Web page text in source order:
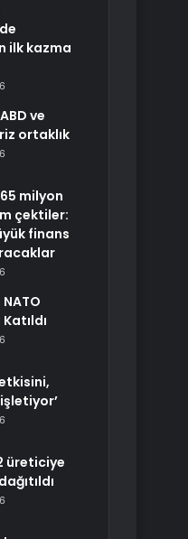
ilk kazma
ve
ortaklık
milyon
çektiler:
finans
etkisini,
üreticiye